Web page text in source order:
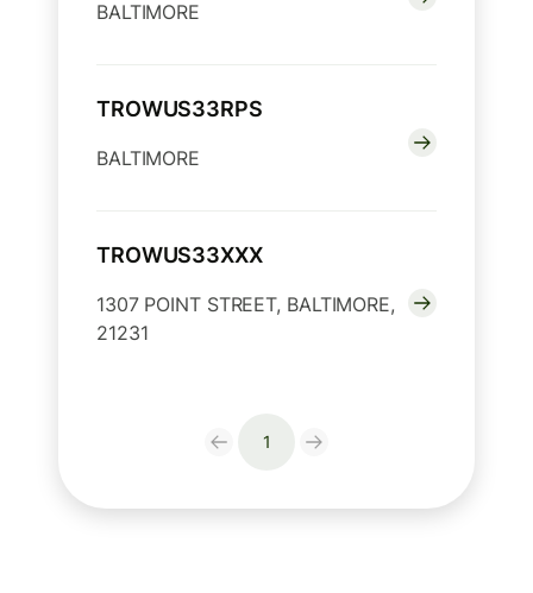
BALTIMORE
TROWUS33RPS
BALTIMORE
TROWUS33XXX
1307 POINT STREET, BALTIMORE,
21231
1